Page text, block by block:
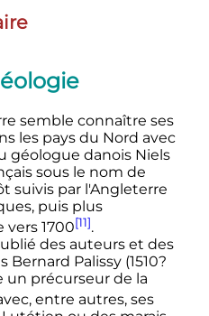
semble connaître ses
les pays du Nord avec
géologue danois Niels
sous le nom de
suivis par l'Angleterre
puis plus
1700[11].
des auteurs et des
Palissy (1510?
un précurseur de la
entre autres, ses